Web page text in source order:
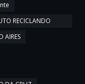
RECICLANDO
AIRES